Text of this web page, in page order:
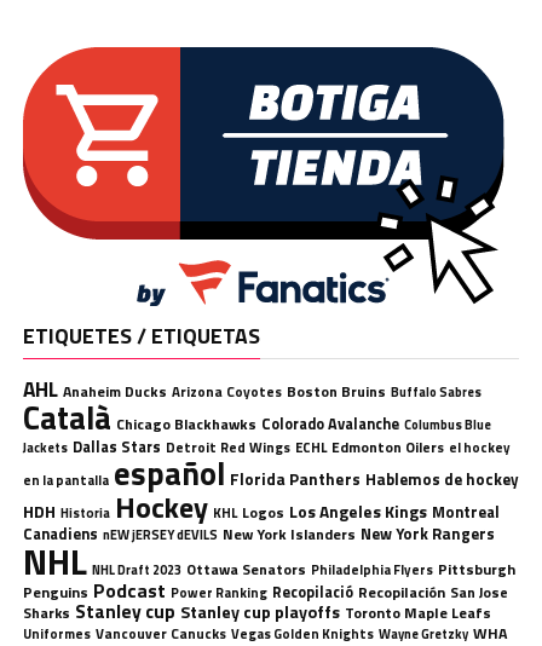
ETIQUETES / ETIQUETAS
AHL Anaheim Ducks Arizona Coyotes Boston Bruins Buffalo Sabres
Català Chicago Blackhawks Colorado Avalanche Columbus Blue
Jackets Dallas Stars Detroit Red Wings ECHL Edmonton Oilers el hockey
en la pantalla español Florida Panthers Hablemos de hockey
HDH Historia Hockey KHL Logos Los Angeles Kings Montreal
Canadiens nEW jERSEY dEVILS New York Islanders New York Rangers
NHL NHL Draft 2023 Ottawa Senators Philadelphia Flyers Pittsburgh
Penguins Podcast Power Ranking Recopilació Recopilación San Jose
Sharks Stanley cup Stanley cup playoffs Toronto Maple Leafs
Uniformes Vancouver Canucks Vegas Golden Knights Wayne Gretzky WHA